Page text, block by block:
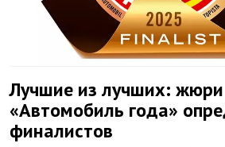
Лучшие из лучших: жюри
«Автомобиль года»
финалистов